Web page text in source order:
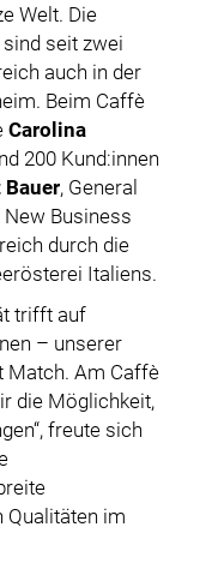
Welt. Die
seit zwei
auch in der
Beim Caffè
Carolina
200 Kund:innen
Bauer, General
New Business
durch die
Italiens.
trifft auf
– unserer
Match. Am Caffè
die Möglichkeit,
freute sich
Qualitäten im